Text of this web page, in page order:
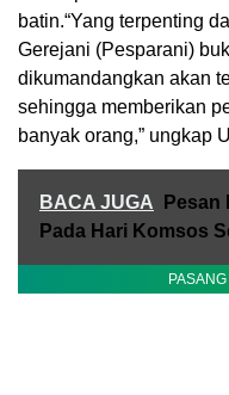
batin.“Yang terpenting
Gerejani (Pesparani)
dikumandangkan akan
sehingga memberikan
banyak orang,” ungkap
BACA JUGA
Pesan
Pada Hari Komsos